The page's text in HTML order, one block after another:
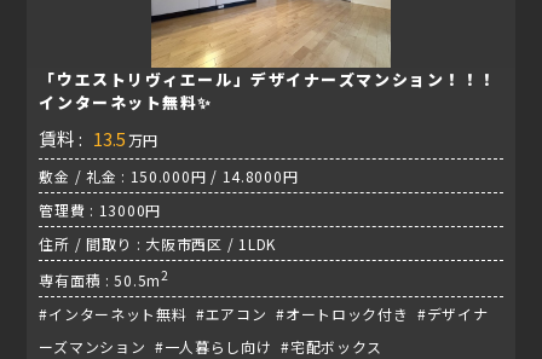
「ウエストリヴィエール」デザイナーズマンション！！！
インターネット無料✨
賃料 : 13.5 万円
敷金 / 礼金 : 150.000円 / 14.8000円
管理費 : 13000円
住所 / 間取り : 大阪市西区 / 1LDK
専有面積 : 50.5m2
#インターネット無料 #エアコン #オートロック付き #デザイナ
ーズマンション #一人暮らし向け #宅配ボックス